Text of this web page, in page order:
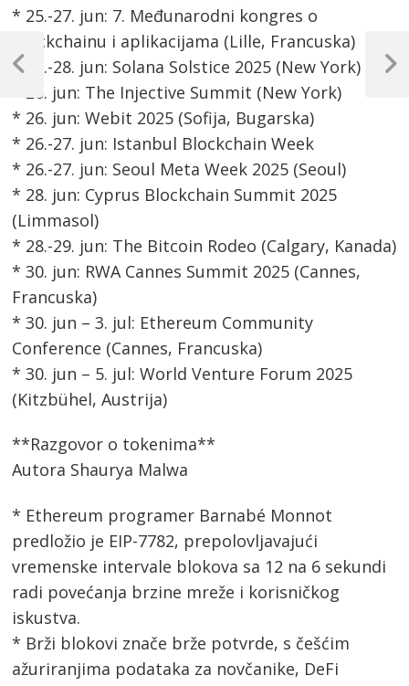
* 25.-27. jun: 7. Međunarodni kongres o
blockchainu i aplikacijama (Lille, Francuska)
* 25.-28. jun: Solana Solstice 2025 (New York)
* 26. jun: The Injective Summit (New York)
* 26. jun: Webit 2025 (Sofija, Bugarska)
* 26.-27. jun: Istanbul Blockchain Week
* 26.-27. jun: Seoul Meta Week 2025 (Seoul)
* 28. jun: Cyprus Blockchain Summit 2025
(Limmasol)
* 28.-29. jun: The Bitcoin Rodeo (Calgary, Kanada)
* 30. jun: RWA Cannes Summit 2025 (Cannes,
Francuska)
* 30. jun – 3. jul: Ethereum Community
Conference (Cannes, Francuska)
* 30. jun – 5. jul: World Venture Forum 2025
(Kitzbühel, Austrija)
**Razgovor o tokenima**
Autora Shaurya Malwa
* Ethereum programer Barnabé Monnot
predložio je EIP-7782, prepolovljavajući
vremenske intervale blokova sa 12 na 6 sekundi
radi povećanja brzine mreže i korisničkog
iskustva.
* Brži blokovi znače brže potvrde, s češćim
ažuriranjima podataka za novčanike, DeFi
Post
navigation
Previous
Next